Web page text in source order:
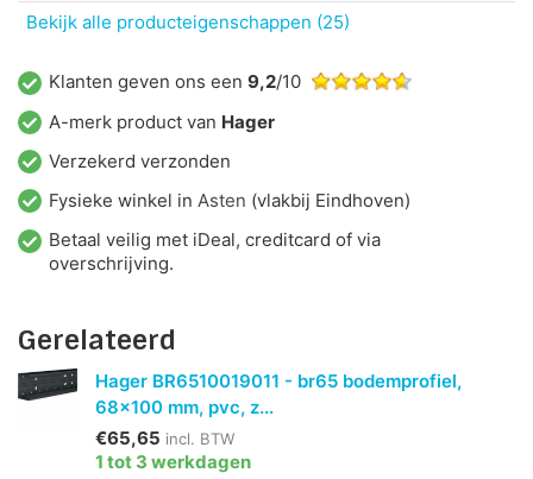
Bekijk alle producteigenschappen (25)
Klanten geven ons een 9,2/10
A-merk product van Hager
Verzekerd verzonden
Fysieke winkel in Asten (vlakbij Eindhoven)
Betaal veilig met iDeal, creditcard of via
overschrijving.
Gerelateerd
Hager BR6510019011 - br65 bodemprofiel,
68x100 mm, pvc, z...
€65,65 incl. BTW
1 tot 3 werkdagen